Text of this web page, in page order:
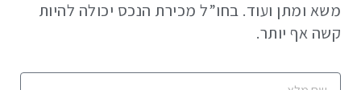
משא ומתן ועוד. בחו”ל מכירת הנכס יכולה להיות
קשה אף יותר.